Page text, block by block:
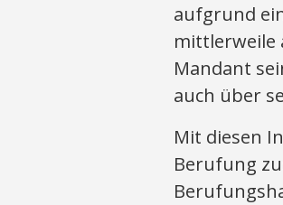
aufgrund
mittlerweile
Mandant
auch über
Mit diesen
Berufung